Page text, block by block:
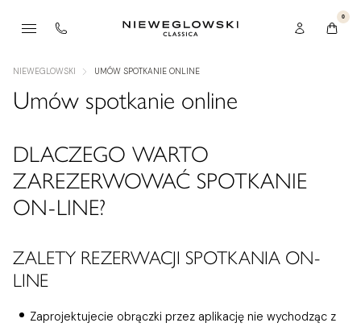
0
NIEWEGLOWSKI UMÓW SPOTKANIE ONLINE
Umów spotkanie online
DLACZEGO WARTO
ZAREZERWOWAĆ SPOTKANIE
ON-LINE?
ZALETY REZERWACJI SPOTKANIA ON-
LINE
Zaprojektujecie obrączki przez aplikację nie wychodząc z